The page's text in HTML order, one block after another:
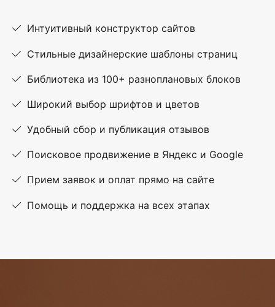
Интуитивный конструктор сайтов
Стильные дизайнерские шаблоны страниц
Библиотека из 100+ разноплановых блоков
Широкий выбор шрифтов и цветов
Удобный сбор и публикация отзывов
Поисковое продвижение в Яндекс и Google
Прием заявок и оплат прямо на сайте
Помощь и поддержка на всех этапах